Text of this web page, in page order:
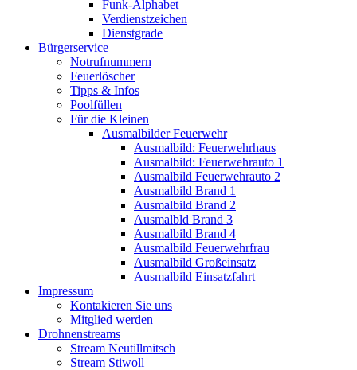
Funk-Alphabet
Verdienstzeichen
Dienstgrade
Bürgerservice
Notrufnummern
Feuerlöscher
Tipps & Infos
Poolfüllen
Für die Kleinen
Ausmalbilder Feuerwehr
Ausmalbild: Feuerwehrhaus
Ausmalbild: Feuerwehrauto 1
Ausmalbild Feuerwehrauto 2
Ausmalbild Brand 1
Ausmalbild Brand 2
Ausmalbld Brand 3
Ausmalbild Brand 4
Ausmalbild Feuerwehrfrau
Ausmalbild Großeinsatz
Ausmalbild Einsatzfahrt
Impressum
Kontakieren Sie uns
Mitglied werden
Drohnenstreams
Stream Neutillmitsch
Stream Stiwoll